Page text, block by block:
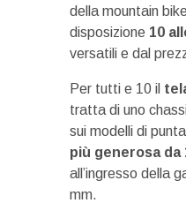
della mountain
disposizione 10
versatili e dal
Per tutti e 10 il
tratta di uno
sui modelli di
più generosa da
all’ingresso della
mm.